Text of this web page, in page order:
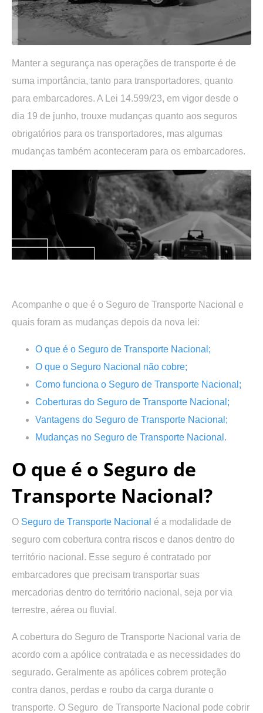
Manter a segurança nas operações de transporte é de
suma importância, tanto para transportadores, quanto
para embarcadores. A Lei 14.599/23, em vigor desde o
dia 19 de junho, trouxe mudanças quanto aos seguros
obrigatórios para os transportadores, mas algumas
mudanças também aconteceram para os embarcadores.
Acompanhe o que é o Seguro de Transporte Nacional e
quais foram as mudanças depois da nova lei:
O que é o Seguro de Transporte Nacional;
O que o Seguro Nacional não cobre;
Como funciona o Seguro de Transporte Nacional ;
Coberturas do Seguro de Transporte Nacional;
Vantagens do Seguro de Transporte Nacional ;
Mudanças no Seguro de Transporte Nacional .
O que é o Seguro de
Transporte Nacional?
O Seguro de Transporte Nacional é a modalidade de
seguro com cobertura contra riscos e danos dentro do
território nacional. Esse seguro é contratado por
embarcadores que precisam transportar suas
mercadorias dentro do território nacional, seja por via
terrestre, aérea ou fluvial.
A cobertura do Seguro de Transporte Nacional varia de
acordo com a apólice contratada e as necessidades do
segurado. Geralmente as apólices cobrem proteção
contra danos, perdas e roubo da carga durante o
transporte. O Seguro de Transporte Nacional pode cobrir